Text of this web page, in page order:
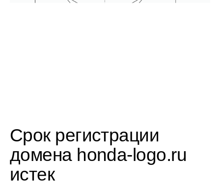
Срок регистрации
домена honda-logo.ru
истек